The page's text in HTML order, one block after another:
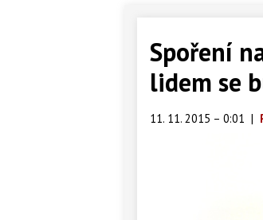
Spoření
lidem se
11. 11. 2015 – 0:01 |